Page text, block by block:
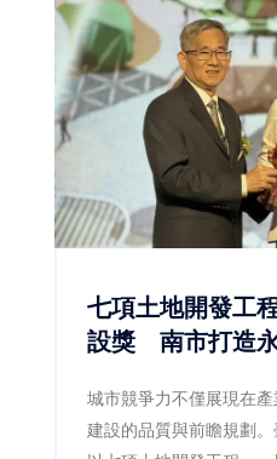
七項土地開發工
設獎 南市打造
城市競爭力不僅展現在
建設的品質與前瞻規劃